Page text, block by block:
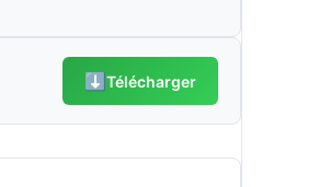
⬇️ Télécharger